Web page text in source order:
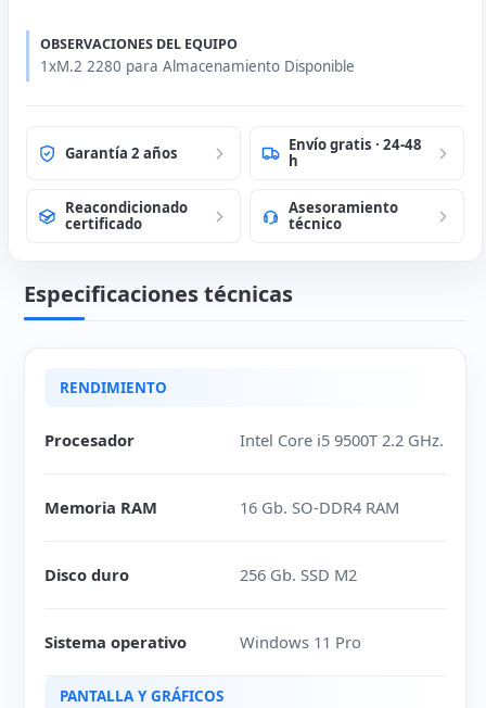
OBSERVACIONES DEL EQUIPO
1xM.2 2280 para Almacenamiento Disponible
Garantía 2 años
Envío gratis · 24-48
h
Reacondicionado
certificado
Asesoramiento
técnico
Especificaciones técnicas
RENDIMIENTO
Procesador Intel Core i5 9500T 2.2 GHz.
Memoria RAM 16 Gb. SO-DDR4 RAM
Disco duro 256 Gb. SSD M2
Sistema operativo Windows 11 Pro
PANTALLA Y GRÁFICOS